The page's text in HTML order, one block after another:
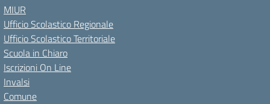
MIUR
Ufficio Scolastico Regionale
Ufficio Scolastico Territoriale
Scuola in Chiaro
Iscrizioni On Line
Invalsi
Comune